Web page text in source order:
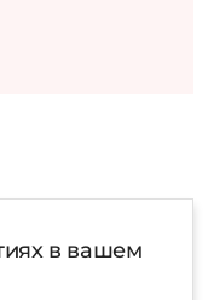
в вашем